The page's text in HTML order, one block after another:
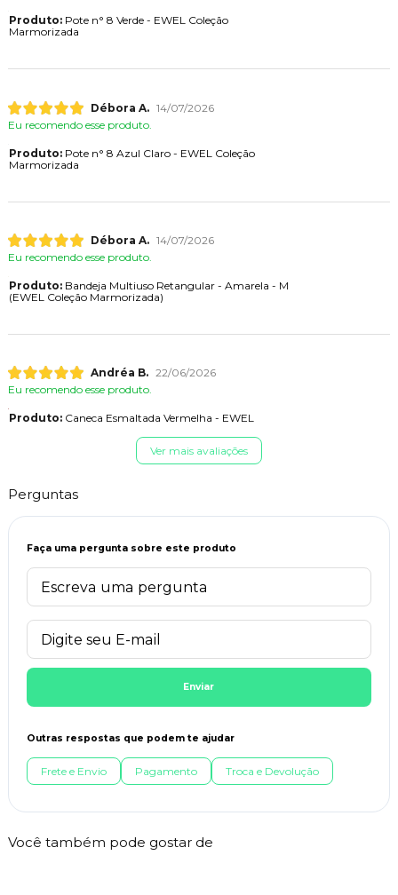
Produto:Pote n° 8 Verde - EWEL Coleção
Marmorizada
Débora A. 14/07/2026
Eu recomendo esse produto.
Produto:Pote n° 8 Azul Claro - EWEL Coleção
Marmorizada
Débora A. 14/07/2026
Eu recomendo esse produto.
Produto:Bandeja Multiuso Retangular - Amarela - M
(EWEL Coleção Marmorizada)
Andréa B. 22/06/2026
Eu recomendo esse produto.
Produto:Caneca Esmaltada Vermelha - EWEL
Ver mais avaliações
Perguntas
Faça uma pergunta sobre este produto
Enviar
Outras respostas que podem te ajudar
Frete e Envio Pagamento Troca e Devolução
Você também pode gostar de